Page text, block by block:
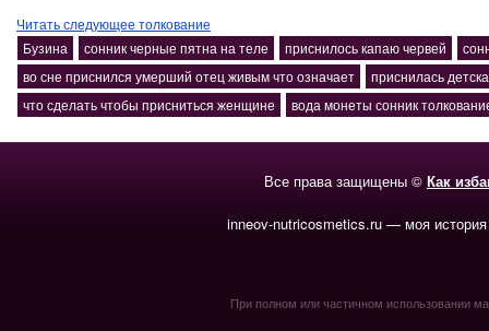
Читать следующее толкование
Бузина
сонник черные пятна на теле приснилось капаю червей
во сне приснился умерший отец живым что означает
приснилась
что сделать чтобы присниться женщине
вода монеты сонник
Все права защищены © Как
inneov-nutricosmetics.ru — моя
При полном или частичном использовании